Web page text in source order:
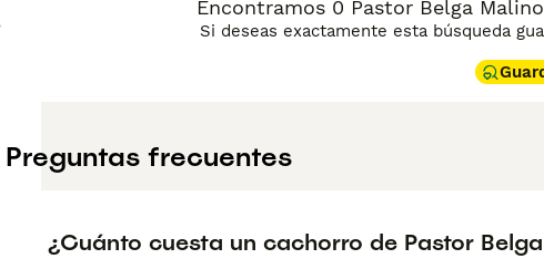
Encontramos 0 Pastor Belga
Si deseas exactamente esta búsqueda
Preguntas frecuentes
¿Cuánto cuesta un cachorro de Pastor